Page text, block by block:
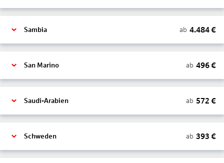
Sambia ab 4.484€
San Marino ab 496€
Saudi-Arabien ab 572 €
Schweden ab 393 €